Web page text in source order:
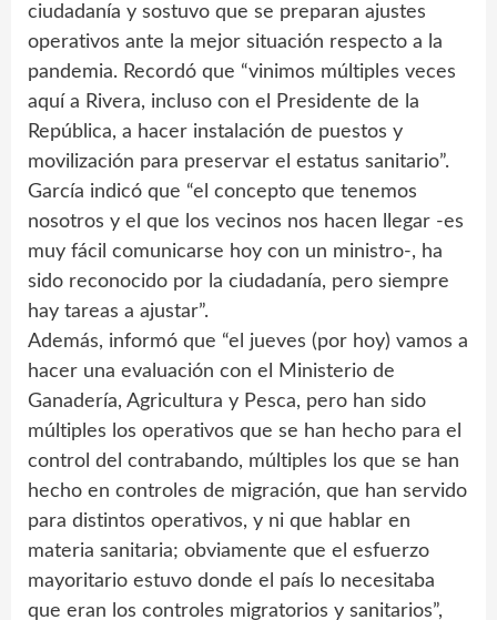
ciudadanía y sostuvo que se preparan ajustes
operativos ante la mejor situación respecto a la
pandemia. Recordó que “vinimos múltiples veces
aquí a Rivera, incluso con el Presidente de la
República, a hacer instalación de puestos y
movilización para preservar el estatus sanitario”.
García indicó que “el concepto que tenemos
nosotros y el que los vecinos nos hacen llegar -es
muy fácil comunicarse hoy con un ministro-, ha
sido reconocido por la ciudadanía, pero siempre
hay tareas a ajustar”.
Además, informó que “el jueves (por hoy) vamos a
hacer una evaluación con el Ministerio de
Ganadería, Agricultura y Pesca, pero han sido
múltiples los operativos que se han hecho para el
control del contrabando, múltiples los que se han
hecho en controles de migración, que han servido
para distintos operativos, y ni que hablar en
materia sanitaria; obviamente que el esfuerzo
mayoritario estuvo donde el país lo necesitaba
que eran los controles migratorios y sanitarios”,